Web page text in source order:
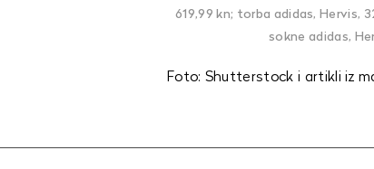
619,99 kn; torba adidas, Hervis,
sokne adidas,
Foto: Shutterstock i artikli iz